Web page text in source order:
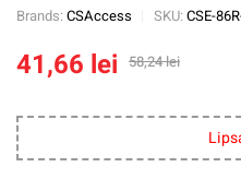
Brands: CSAccess SKU: CSE-
58,24lei
41,66 lei